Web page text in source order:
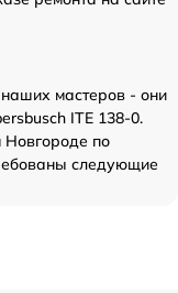
мастеров - они
ITE 138-0.
по
следующие